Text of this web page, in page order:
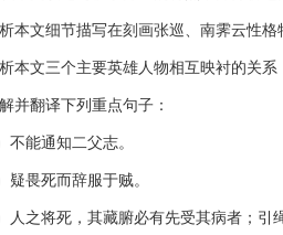
文细节描写在刻画张巡、南霁云性格
文三个主要英雄人物相互映衬的关系
翻译下列重点句子：
能通知二父志。
畏死而辞服于贼。
之将死，其藏腑必有先受其病者；引绳